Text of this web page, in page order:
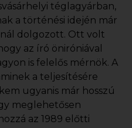
téglagyárban,
a történési idején már
dolgozott. Ott volt
az író öniróniával
is felelős mérnök. A
a teljesítésére
ugyanis már hosszú
meglehetősen
az 1989 előtti